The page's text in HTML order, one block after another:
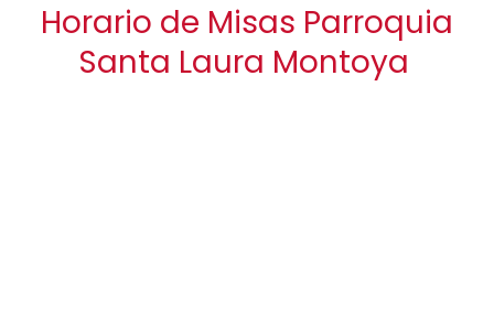
Horario de Misas Parroquia
Santa Laura Montoya